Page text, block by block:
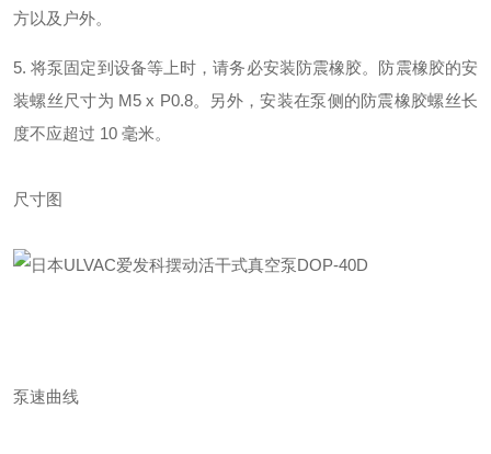
方以及户外。
5. 将泵固定到设备等上时，请务必安装防震橡胶。防震橡胶的安
装螺丝尺寸为 M5 x P0.8。另外，安装在泵侧的防震橡胶螺丝长
度不应超过 10 毫米。
尺寸图
泵速曲线